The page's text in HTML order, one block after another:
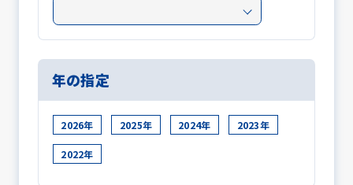
年の指定
2026年 2025年 2024年 2023年
2022年